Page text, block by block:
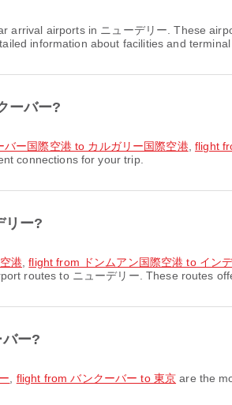
arrival airports in ニューデリー. These
information about facilities and
ーバー?
ー国際空港 to カルガリー国際空港, flight
connections for your trip.
ー?
港 ,flight from ドンムアン国際空港 to イン
routes to ニューデリー. These routes
ー?
flight from バンクーバー to 東京 are the